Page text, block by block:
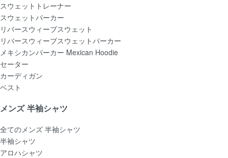
スウェットトレーナー
スウェットパーカー
リバースウィーブスウェット
リバースウィーブスウェットパーカー
メキシカンパーカー Mexican Hoodie
セーター
カーディガン
ベスト
メンズ 半袖シャツ
全てのメンズ 半袖シャツ
半袖シャツ
アロハシャツ